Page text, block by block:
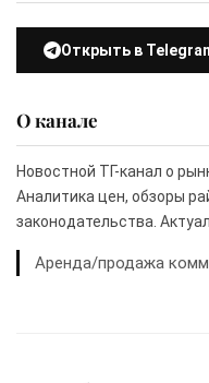
Открыть в
О канале
Новостной ТГ-канал о
Аналитика цен, обзоры
законодательства.
Аренда/продажа